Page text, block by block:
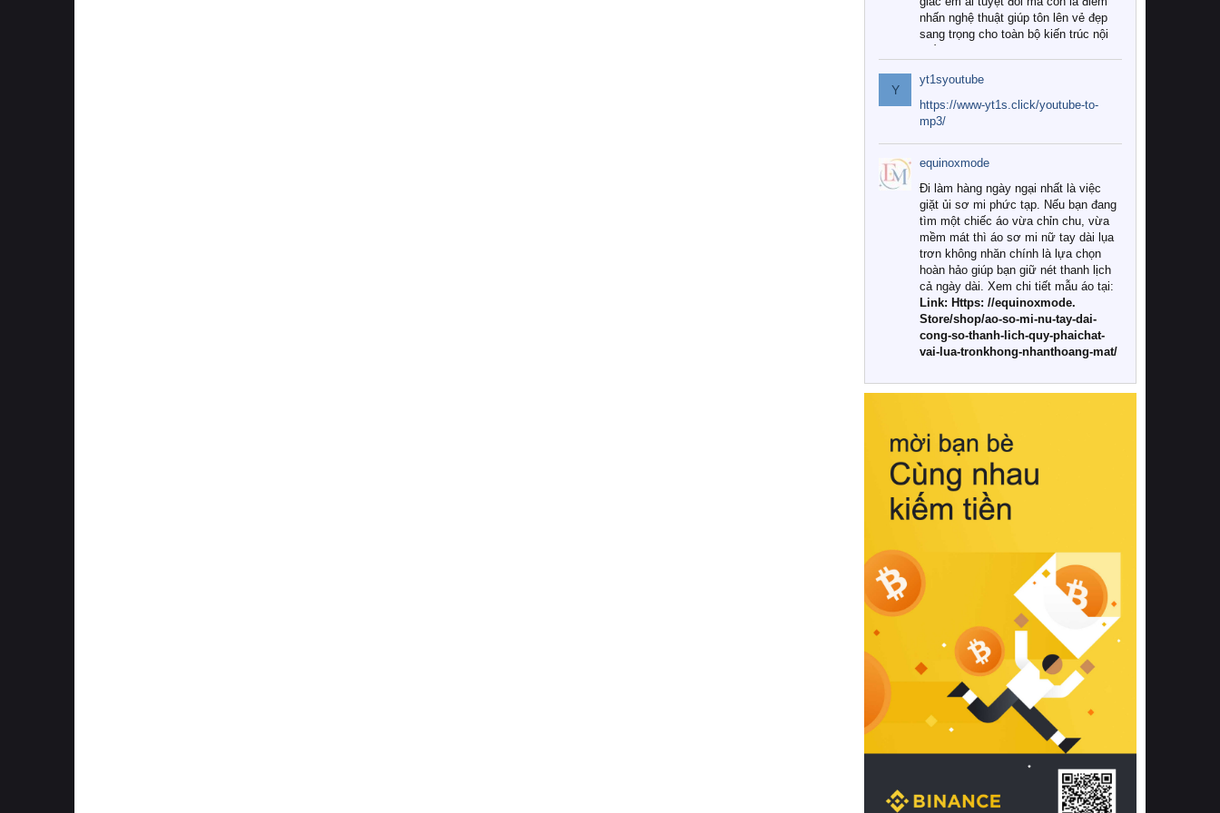
nhấn nghệ thuật giúp tôn lên vẻ đẹp
sang trọng cho toàn bộ kiến trúc nội
Tuy nhiên, giữa thị trường đa dạng
với vô vàn thương hiệu và mẫu mã
như hiện nay, làm thế nào để chọn
được những bộ chăn ga gối đệm cao
cấp thực sự chất lượng, phù hợp với
khí hậu và nhu cầu sử dụng của gia
đình? Hãy cùng chúng tôi đi tìm lời
giải đáp chi tiết qua bài viết dưới đây.
1. Tại sao các gia đình hiện đại lại ưa
chuộng chăn ga gối đệm cao cấp?
Khác với các dòng sản phẩm thông
thường, những bộ chăn ga gối đệm
cao cấp trải qua quy trình sản xuất
nghiêm ngặt từ khâu chọn lọc nguyên
liệu tự nhiên đến công nghệ dệt
nhuộm hiện đại không chứa hóa chất
này, bạn sẽ cảm nhận rõ rệt sự khác
hồi chuẩn xác của phần đệm nâng đỡ
cột sống.
Bên cạnh đó, việc lựa chọn các dòng
sản phẩm đạt chuẩn chất lượng quốc
tế còn giúp ngăn ngừa tình trạng kích
khuẩn và nấm mốc trong điều kiện
thời tiết nóng ẩm. Bạn có thể tìm hiểu
thêm các nghiên cứu khoa học về tác
động của giấc ngủ và môi trường
phòng ngủ đối với sức khỏe con
người tại Sleep Foundation (External
Link) để có cái nhìn toàn diện hơn.
2. Các tiêu chí vàng khi lựa chọn
chăn ga gối đệm cao cấp cho phòng
ngủ
Để sở hữu một bộ chăn ga gối đệm
cao cấp hoàn hảo cả về thẩm mỹ lẫn
công năng, người tiêu dùng cần cân
nhắc kỹ lưỡng các tiêu chí quan trọng
Y
yt1syoutube
https://www-yt1s.click/youtube-to-
mp3/
equinoxmode
Đi làm hàng ngày ngại nhất là việc
giặt ủi sơ mi phức tạp. Nếu bạn đang
tìm một chiếc áo vừa chỉn chu, vừa
mềm mát thì áo sơ mi nữ tay dài lụa
trơn không nhăn chính là lựa chọn
hoàn hảo giúp bạn giữ nét thanh lịch
cả ngày dài. Xem chi tiết mẫu áo tại:
Link: Https: //equinoxmode.
Store/shop/ao-so-mi-nu-tay-dai-
cong-so-thanh-lich-quy-phaichat-
vai-lua-tronkhong-nhanthoang-mat/